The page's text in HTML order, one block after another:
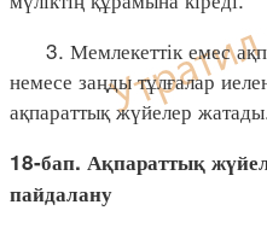
3. Мемлекеттік емес
немесе заңды тұлғалар
ақпараттық жүйелер
18-бап. Ақпараттық
пайдалану